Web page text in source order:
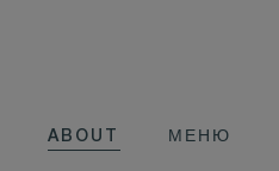
ABOUT МЕНЮ